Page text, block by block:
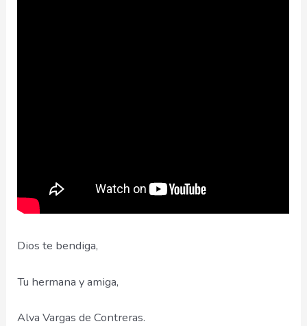
Dios te bendiga,
Tu hermana y amiga,
Alva Vargas de Contreras.